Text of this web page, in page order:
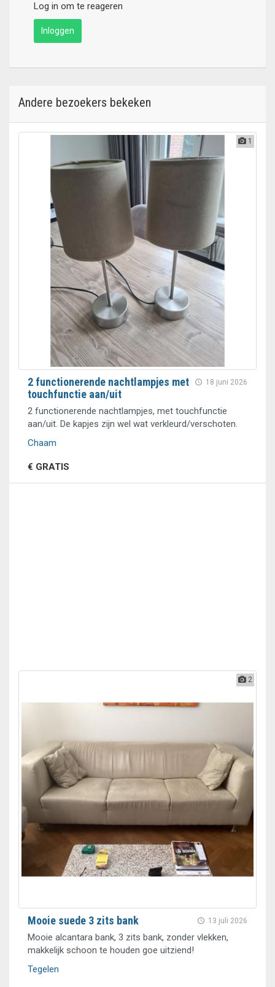
Log in om te reageren
Inloggen
Andere bezoekers bekeken
1
18 juni 2026
2 functionerende nachtlampjes met
touchfunctie aan/uit
2 functionerende nachtlampjes, met touchfunctie
aan/uit. De kapjes zijn wel wat verkleurd/verschoten.
Chaam
€ GRATIS
2
13 juli 2026
Mooie suede 3 zits bank
Mooie alcantara bank, 3 zits bank, zonder vlekken,
makkelijk schoon te houden goe uitziend!
Tegelen